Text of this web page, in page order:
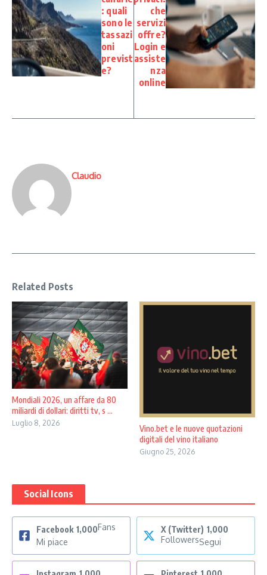
: quali
sono le
tassazi
oni
previst
e?
che
servizi
offre?
Login e
assiste
nza
online
Claudio
Related Posts
Mondiali 2026, un affare da 80
miliardi di dollari: diritti tv, s ...
Luglio 8, 2026
Vino.bet e le nuove quotazioni
digitali del vino italiano
Giugno 25, 2026
Social Icons
Facebook 1,000Fans
Mi piace
X (Twitter) 1,000
FollowersSegui